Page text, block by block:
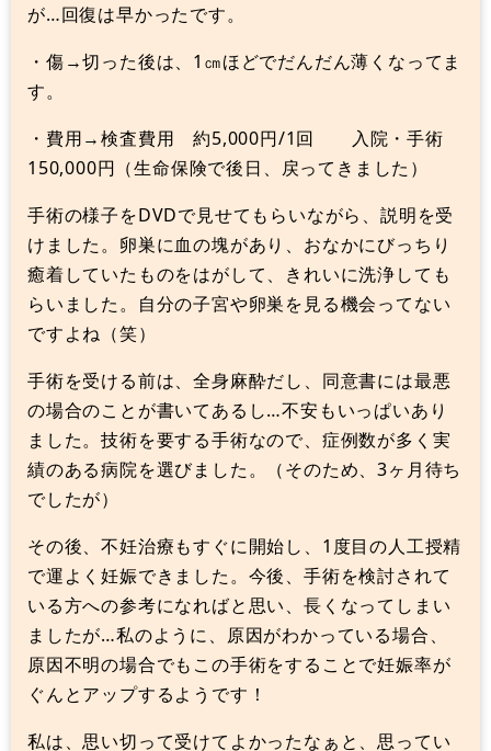
が…回復は早かったです。
・傷→切った後は、1㎝ほどでだんだん薄くなってま
す。
・費用→検査費用 約5,000円/1回 入院・手術
150,000円（生命保険で後日、戻ってきました）
手術の様子をDVDで見せてもらいながら、説明を受
けました。卵巣に血の塊があり、おなかにびっちり
癒着していたものをはがして、きれいに洗浄しても
らいました。自分の子宮や卵巣を見る機会ってない
ですよね（笑）
手術を受ける前は、全身麻酔だし、同意書には最悪
の場合のことが書いてあるし…不安もいっぱいあり
ました。技術を要する手術なので、症例数が多く実
績のある病院を選びました。（そのため、3ヶ月待ち
でしたが）
その後、不妊治療もすぐに開始し、1度目の人工授精
で運よく妊娠できました。今後、手術を検討されて
いる方への参考になればと思い、長くなってしまい
ましたが…私のように、原因がわかっている場合、
原因不明の場合でもこの手術をすることで妊娠率が
ぐんとアップするようです！
私は、思い切って受けてよかったなぁと、思ってい